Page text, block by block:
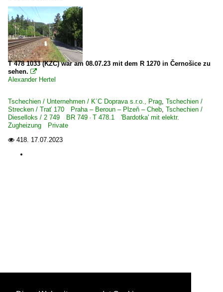
T 478 1033 (KZC) war am 08.07.23 mit dem R 1270 in Černošice zu
sehen. 
Alexander Hertel
Tschechien / Unternehmen / K´C Doprava s.r.o., Prag, Tschechien /
Strecken / Trať 170 Praha – Beroun – Plzeň – Cheb, Tschechien /
Dieselloks / 2 749 BR 749 · T 478.1 'Bardotka' mit elektr.
Zugheizung Private
 418. 17.07.2023